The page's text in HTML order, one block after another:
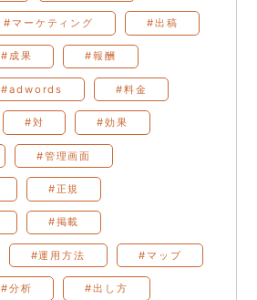
#マーケティング #出稿
#成果 #報酬
#adwords #料金
#対 #効果
#管理画面
#正規
#掲載
#運用方法 #マップ
#分析 #出し方